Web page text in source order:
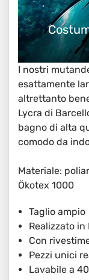
I nostri
esattamente
altrettanto
Lycra di
bagno di alta
comodo da
Materiale:
Ökotex 1000
Taglio ampio
Realizzato
Con
Pezzi unici
Lavabile a